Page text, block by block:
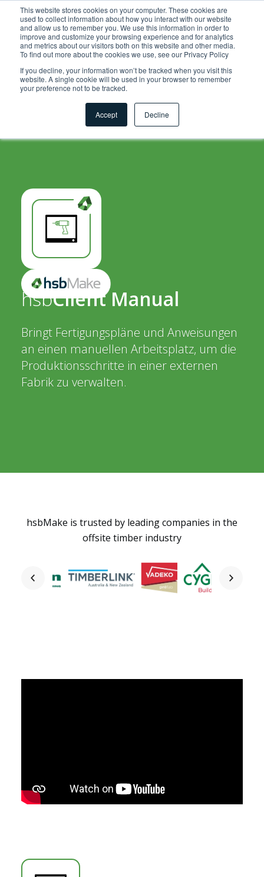
This website stores cookies on your computer. These cookies are
used to collect information about how you interact with our website
and allow us to remember you. We use this information in order to
improve and customize your browsing experience and for analytics
and metrics about our visitors both on this website and other media.
To find out more about the cookies we use, see our Privacy Policy
If you decline, your information won’t be tracked when you visit this
website. A single cookie will be used in your browser to remember
your preference not to be tracked.
Accept Decline
.grid-toolsets.share .toolset-tile:first-of-type{ background-
color:#F6A81C; }
hsbClient Manual
Bringt Fertigungspläne und Anweisungen
an einen manuellen Arbeitsplatz, um die
Produktionsschritte in einer externen
Fabrik zu verwalten.
hsbMake is trusted by leading companies in the
offsite timber industry